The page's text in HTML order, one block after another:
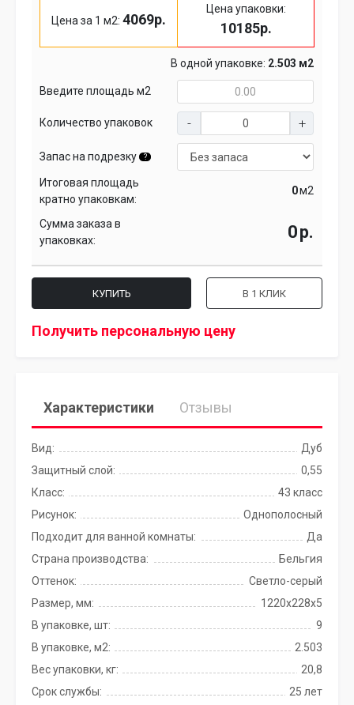
Цена за 1 м2: 4069р.
Цена упаковки:
10185р.
В одной упаковке: 2.503 м2
Введите площадь м2
Количество упаковок
Запас на подрезку ?
Итоговая площадь
кратно упаковкам:
м2
Сумма заказа в
упаковках:
р.
КУПИТЬ В 1 КЛИК
Получить персональную цену
Характеристики Отзывы
Вид:
Дуб
Защитный слой:
0,55
Класс:
43 класс
Рисунок:
Однополосный
Подходит для ванной комнаты:
Да
Страна производства:
Бельгия
Оттенок:
Светло-серый
Размер, мм:
1220х228х5
В упаковке, шт:
9
В упаковке, м2:
2.503
Вес упаковки, кг:
20,8
Срок службы:
25 лет